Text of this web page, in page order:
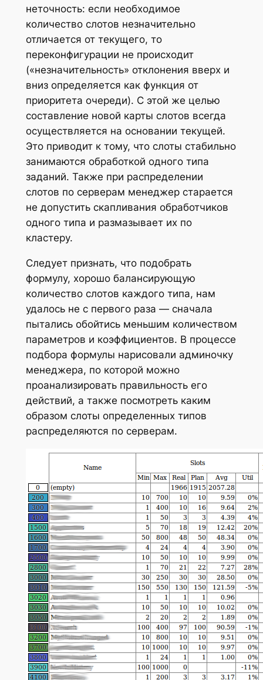
неточность: если необходимое
количество слотов незначительно
отличается от текущего, то
переконфигурации не происходит
(«незначительность» отклонения вверх и
вниз определяется как функция от
приоритета очереди). С этой же целью
составление новой карты слотов всегда
осуществляется на основании текущей.
Это приводит к тому, что слоты стабильно
занимаются обработкой одного типа
заданий. Также при распределении
слотов по серверам менеджер старается
не допустить скапливания обработчиков
одного типа и размазывает их по
кластеру.
Следует признать, что подобрать
формулу, хорошо балансирующую
количество слотов каждого типа, нам
удалось не с первого раза — сначала
пытались обойтись меньшим количеством
параметров и коэффициентов. В процессе
подбора формулы нарисовали админочку
менеджера, по которой можно
проанализировать правильность его
действий, а также посмотреть каким
образом слоты определенных типов
распределяются по серверам.